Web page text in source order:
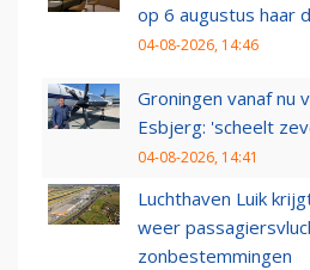
op 6 augustus haar
04-08-2026, 14:46
Groningen vanaf nu
Esbjerg: 'scheelt
04-08-2026, 14:41
Luchthaven Luik
weer
zonbestemmingen